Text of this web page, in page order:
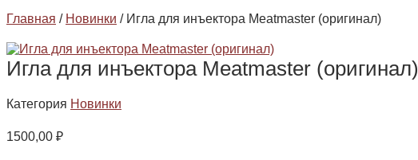
Главная / Новинки / Игла для инъектора Meatmaster (оригинал)
Игла для инъектора Meatmaster (оригинал)
Категория Новинки
1500,00 ₽